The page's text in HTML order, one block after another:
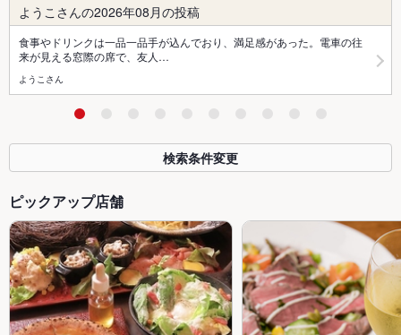
ようこさんの2026年08月の投稿
食事やドリンクは一品一品手が込んでおり、満足感があった。電車の往
来が見える窓際の席で、友人…
ようこさん
検索条件変更
ピックアップ店舗